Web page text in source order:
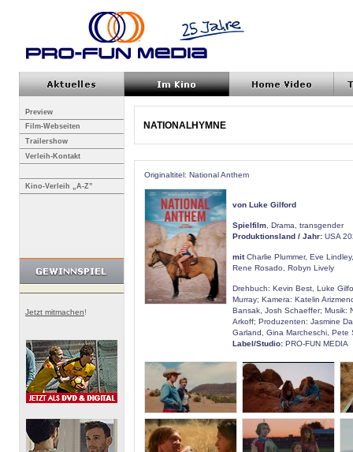
Preview
Film-Webseiten
Trailershow
Verleih-Kontakt
Kino-Verleih „A-Z”
Jetzt mitmachen!
NATIONALHYMNE
Originaltitel: National Anthem
von Luke Gilford
Spielfilm , Drama, transgender
Produktionsland / Jahr: USA
mitCharlie Plummer, Eve
Rene Rosado, Robyn Lively
Drehbuch: Kevin Best, Luke
Murray; Kamera: Katelin
Bansak, Josh Schaeffer; Musik:
Arkoff; Produzenten: Jasmine
Garland, Gina Marcheschi, Pete
Label/Studio: PRO-FUN MEDIA